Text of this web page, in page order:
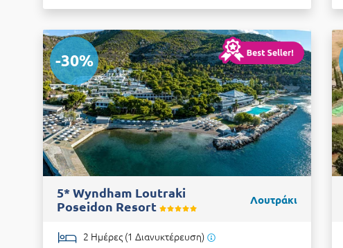
-30%
5* Wyndham Loutraki
Poseidon Resort
Λουτράκι
2 Ημέρες (1 Διανυκτέρευση)